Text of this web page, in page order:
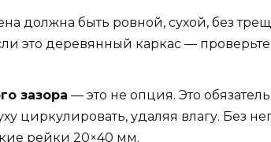
должна быть ровной, сухой, без
это деревянный каркас —
зазора — это не опция. Это
циркулировать, удаляя влагу. Без
рейки 20×40 мм.